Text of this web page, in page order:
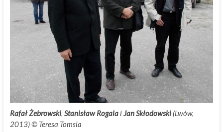
Rafał Żebrowski, Stanisław Rogalai Jan Skłodowski(Lwów,
2013) © Teresa Tomsia